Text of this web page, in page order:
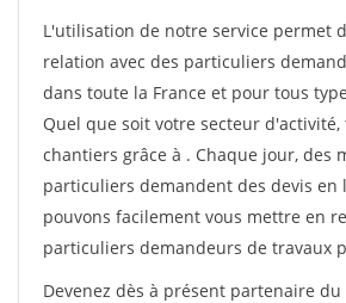
L'utilisation de notre service permet
relation avec des particuliers
dans toute la France et pour tous
Quel que soit votre secteur d'activité,
chantiers grâce à . Chaque jour, des
particuliers demandent des devis en
pouvons facilement vous mettre en
particuliers demandeurs de travaux
Devenez dès à présent partenaire du